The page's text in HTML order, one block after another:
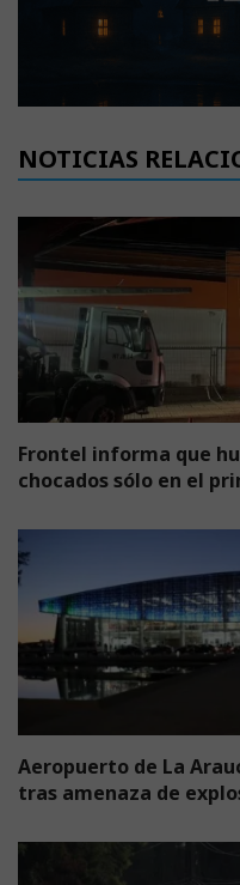
NOTICIAS
Frontel informa que
chocados sólo en el
Aeropuerto de La
tras amenaza de